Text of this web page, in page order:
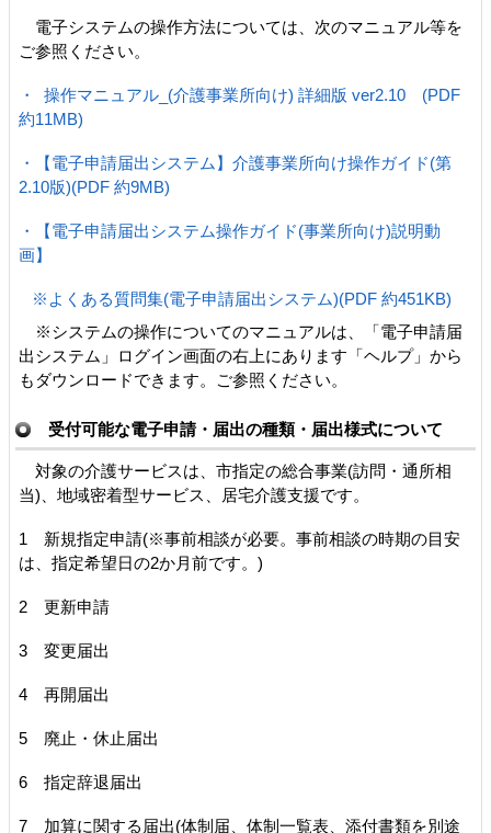
電子システムの操作方法については、次のマニュアル等を
ご参照ください。
・ 操作マニュアル_(介護事業所向け) 詳細版 ver2.10 (PDF
約11MB)
・【電子申請届出システム】介護事業所向け操作ガイド(第
2.10版)(PDF 約9MB)
・【電子申請届出システム操作ガイド(事業所向け)説明動
画】
※よくある質問集(電子申請届出システム)(PDF 約451KB)
※システムの操作についてのマニュアルは、「電子申請届
出システム」ログイン画面の右上にあります「ヘルプ」から
もダウンロードできます。ご参照ください。
受付可能な電子申請・届出の種類・届出様式について
対象の介護サービスは、市指定の総合事業(訪問・通所相
当)、地域密着型サービス、居宅介護支援です。
1 新規指定申請(※事前相談が必要。事前相談の時期の目安
は、指定希望日の2か月前です。)
2 更新申請
3 変更届出
4 再開届出
5 廃止・休止届出
6 指定辞退届出
7 加算に関する届出(体制届、体制一覧表、添付書類を別途